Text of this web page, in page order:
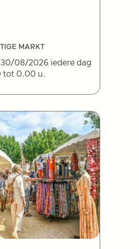
MARKT
08/2026 iedere dag
tot 0.00 u.